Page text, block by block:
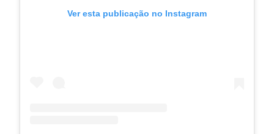
Ver esta publicação no Instagram